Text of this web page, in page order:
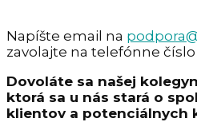
Napíšte email na
zavolajte na telefónne číslo
Dovoláte sa našej
ktorá sa u nás stará o
klientov a potenciálnych